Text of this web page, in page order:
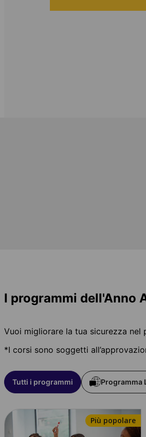
I programmi dell'Anno
Vuoi migliorare la tua sicurezza nel
*I corsi sono soggetti
Tutti i programmi Programma
Più popolare